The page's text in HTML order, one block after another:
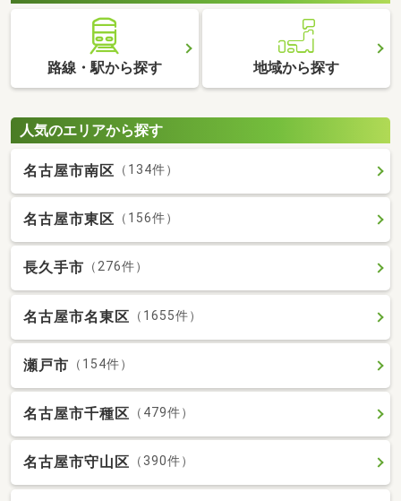
路線・駅から探す 地域から探す
人気のエリアから探す
名古屋市南区 （134件）
名古屋市東区 （156件）
長久手市 （276件）
名古屋市名東区 （1655件）
瀬戸市 （154件）
名古屋市千種区 （479件）
名古屋市守山区 （390件）